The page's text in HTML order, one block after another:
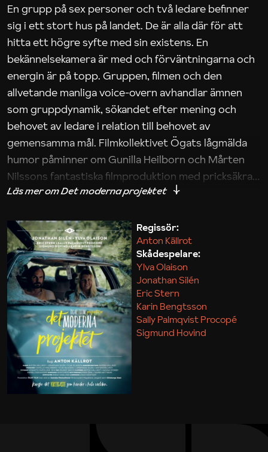
En grupp på sex personer och två ledare befinner
sig i ett stort hus på landet. De är alla där för att
hitta ett högre syfte med sin existens. En
bekännelsekamera är med och förväntningarna och
energin är på topp. Gruppen, filmen och den
allvetande manliga voice-overn avhandlar ämnen
som gruppdynamik, sökandet efter mening och
behovet av ledare i relation till behovet av
gemensamma mål. Filmkollektivet Ögats lågmälda
humor påminner om Gunilla Heilborn och Mårten
Nilssons fantastiska filmproduktion med pricksäkra
iakttagelser om hur svårt det kan vara att omsätta
Maja Kekonius
Regissör:
Anton Källrot
Skådespelare:
Ylva Olaison
Jonathan Silén
Eric Stern
Karin Bengtsson
Sally Palmqvist Procopé
Sigmund Hovind